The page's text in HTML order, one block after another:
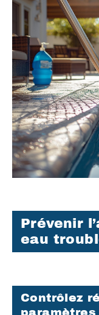
Prévenir
eau
Contrôlez